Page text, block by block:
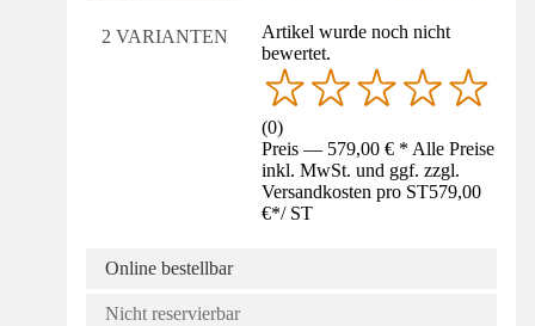
2 VARIANTEN
Artikel wurde noch nicht
bewertet.
(0)
Preis — 579,00 € * Alle Preise
inkl. MwSt. und ggf. zzgl.
Versandkosten pro ST579,00
€*/ ST
Online bestellbar
Nicht reservierbar